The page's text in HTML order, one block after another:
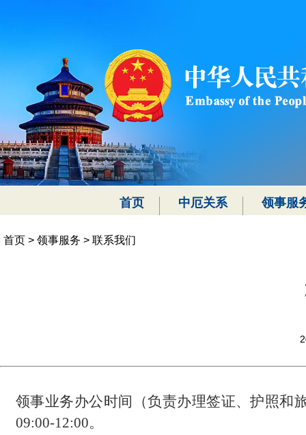
首页 中厄关系 领事服
首页 > 领事服务 > 联系我们
领事业务办公时间（负责办理签证、护照和
09:00-12:00。